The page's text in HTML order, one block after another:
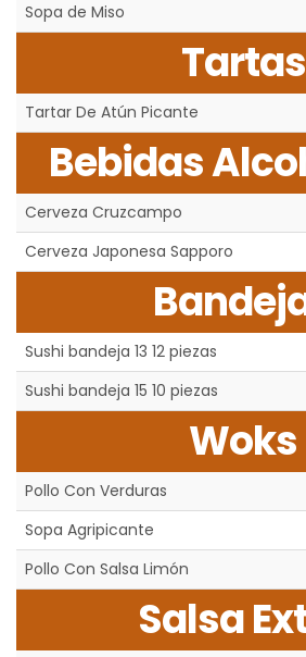
Sopa de Miso
Tartas
Tartar De Atún Picante
Bebidas
Cerveza Cruzcampo
Cerveza Japonesa Sapporo
Sushi bandeja 13 12 piezas
Sushi bandeja 15 10 piezas
Woks
Pollo Con Verduras
Sopa Agripicante
Pollo Con Salsa Limón
Salsa